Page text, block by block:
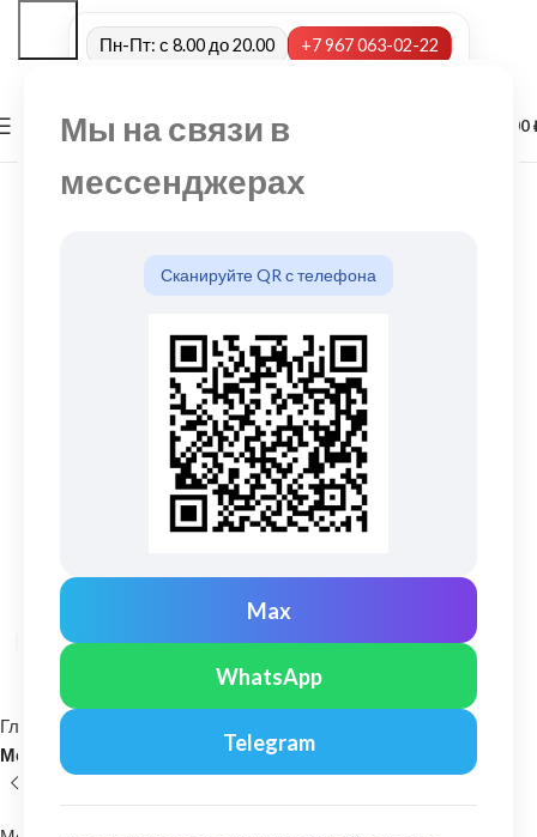
Мы на связи в
мессенджерах
Сканируйте QR с телефона
Max
WhatsApp
Telegram
Пн-Пт: с 8.00 до 20.00 +7 967 063-02-22
МЕНЮ 0,00
Нажмите, чтобы увеличить
Главная
Металлочерепица и комплектующие